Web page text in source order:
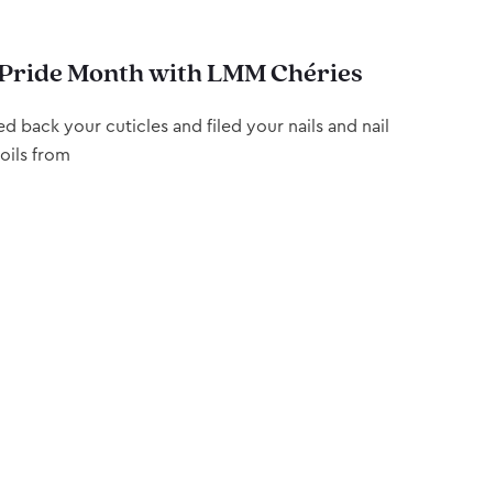
Month with LMM Chéries
back your cuticles and filed your nails and nail
from